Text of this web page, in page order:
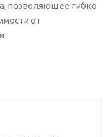
позволяющее гибко
от